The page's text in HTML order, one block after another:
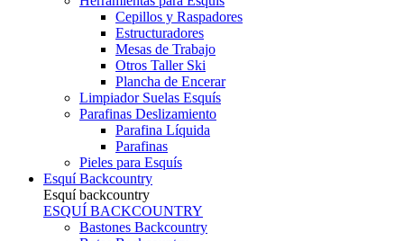
Cepillos y Raspadores
Estructuradores
Mesas de Trabajo
Otros Taller Ski
Plancha de Encerar
Limpiador Suelas Esquís
Parafinas Deslizamiento
Parafina Líquida
Parafinas
Pieles para Esquís
Esquí Backcountry
Esquí backcountry
ESQUÍ BACKCOUNTRY
Bastones Backcountry